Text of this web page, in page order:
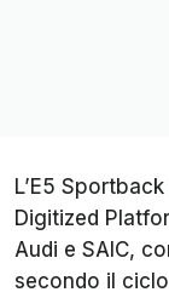
L’E5
Digitized
Audi e SAIC,
secondo il ciclo